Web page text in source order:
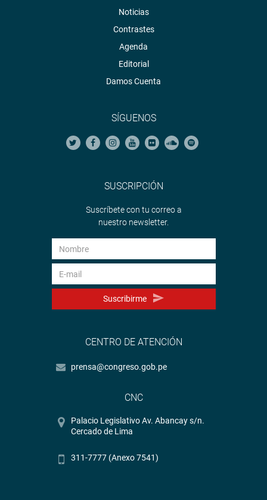
Noticias
Contrastes
Agenda
Editorial
Damos Cuenta
SÍGUENOS
SUSCRIPCIÓN
Suscríbete con tu correo a
nuestro newsletter.
Suscribirme
CENTRO DE ATENCIÓN
prensa@congreso.gob.pe
CNC
Palacio Legislativo Av. Abancay s/n.
Cercado de Lima
311-7777 (Anexo 7541)